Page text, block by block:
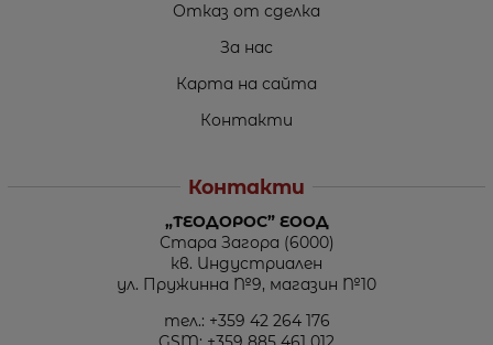
Отказ от сделка
За нас
Карта на сайта
Контакти
Контакти
„ТЕОДОРОС” ЕООД
Стара Загора (6000)
кв. Индустриален
ул. Пружинна №9, магазин №10
тел.: +359 42 264 176